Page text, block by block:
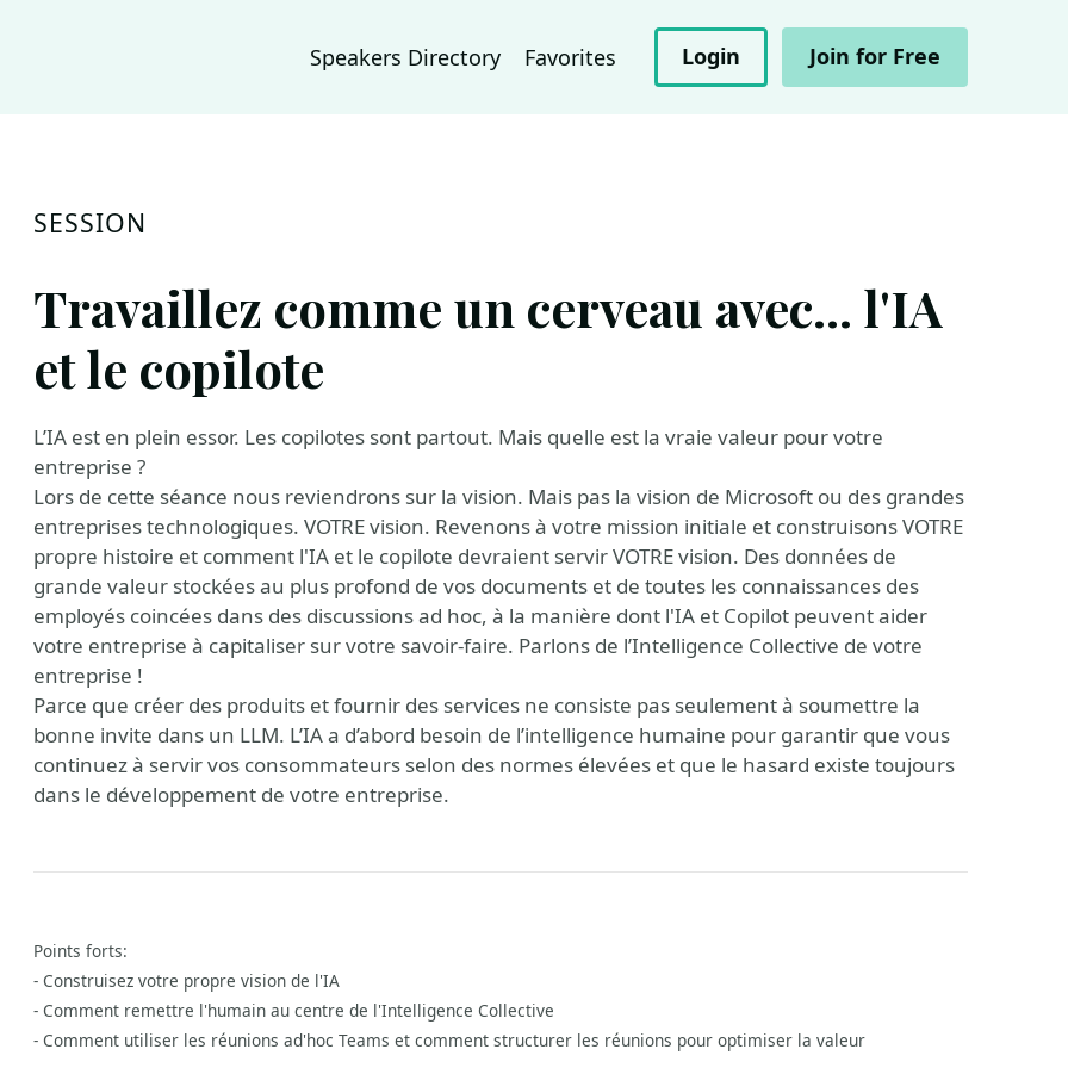
Speakers Directory Favorites Login Join for Free
SESSION
Travaillez comme un cerveau avec... l'IA
et le copilote
L’IA est en plein essor. Les copilotes sont partout. Mais quelle est la vraie valeur pour votre
entreprise ?
Lors de cette séance nous reviendrons sur la vision. Mais pas la vision de Microsoft ou des grandes
entreprises technologiques. VOTRE vision. Revenons à votre mission initiale et construisons VOTRE
propre histoire et comment l'IA et le copilote devraient servir VOTRE vision. Des données de
grande valeur stockées au plus profond de vos documents et de toutes les connaissances des
employés coincées dans des discussions ad hoc, à la manière dont l'IA et Copilot peuvent aider
votre entreprise à capitaliser sur votre savoir-faire. Parlons de l’Intelligence Collective de votre
entreprise !
Parce que créer des produits et fournir des services ne consiste pas seulement à soumettre la
bonne invite dans un LLM. L’IA a d’abord besoin de l’intelligence humaine pour garantir que vous
continuez à servir vos consommateurs selon des normes élevées et que le hasard existe toujours
dans le développement de votre entreprise.
Points forts:
- Construisez votre propre vision de l'IA
- Comment remettre l'humain au centre de l'Intelligence Collective
- Comment utiliser les réunions ad'hoc Teams et comment structurer les réunions pour optimiser la valeur